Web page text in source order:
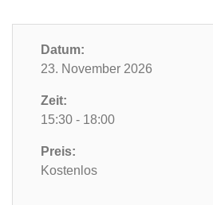
Datum:
23. November 2026
Zeit:
15:30 - 18:00
Preis:
Kostenlos